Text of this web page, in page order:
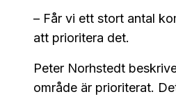
– Får vi ett stort antal
att prioritera det.
Peter Norhstedt
område är prioriterat.